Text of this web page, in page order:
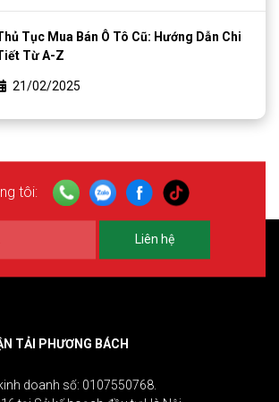
Tục Mua Bán Ô Tô Cũ: Hướng Dẫn Chi
Từ A-Z
21/02/2025
tôi:
Liên hệ
TẢI PHƯƠNG BÁCH
doanh số: 0107550768.